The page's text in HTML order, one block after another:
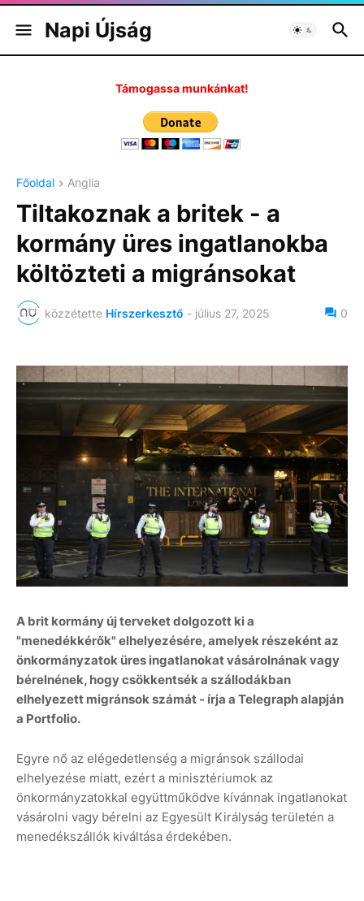
Napi Újság
Támogassa munkánkat!
Főoldal Anglia
Tiltakoznak a britek - a
kormány üres ingatlanokba
költözteti a migránsokat
közzétette Hírszerkesztő - július 27, 2025 0
A brit kormány új terveket dolgozott ki a
"menedékkérők" elhelyezésére, amelyek részeként az
önkormányzatok üres ingatlanokat vásárolnának vagy
bérelnének, hogy csökkentsék a szállodákban
elhelyezett migránsok számát - írja a Telegraph alapján
a Portfolio.
Egyre nő az elégedetlenség a migránsok szállodai
elhelyezése miatt, ezért a minisztériumok az
önkormányzatokkal együttműködve kívánnak ingatlanokat
vásárolni vagy bérelni az Egyesült Királyság területén a
menedékszállók kiváltása érdekében.